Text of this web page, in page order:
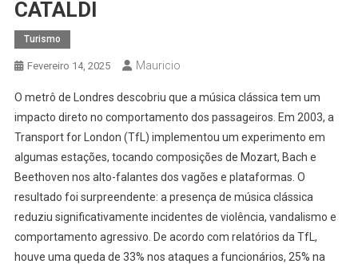
CATALDI
Turismo
Fevereiro 14, 2025 Mauricio
O metrô de Londres descobriu que a música clássica tem um
impacto direto no comportamento dos passageiros. Em 2003, a
Transport for London (TfL) implementou um experimento em
algumas estações, tocando composições de Mozart, Bach e
Beethoven nos alto-falantes dos vagões e plataformas. O
resultado foi surpreendente: a presença de música clássica
reduziu significativamente incidentes de violência, vandalismo e
comportamento agressivo. De acordo com relatórios da TfL,
houve uma queda de 33% nos ataques a funcionários, 25% na